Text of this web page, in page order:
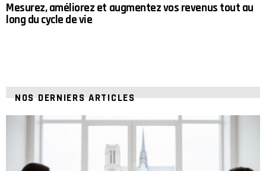
Mesurez, améliorez et augmentez vos revenus tout au
long du cycle de vie
NOS DERNIERS ARTICLES